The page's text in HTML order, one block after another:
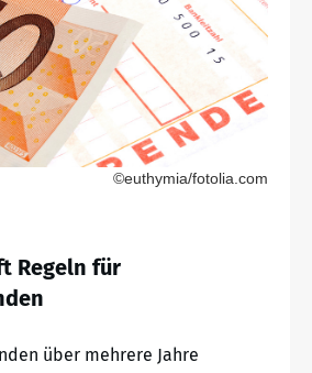
©euthymia/fotolia.com
Regeln für
über mehrere Jahre